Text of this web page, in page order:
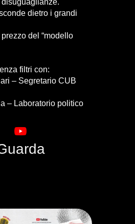
dietro i grandi
del “modello
filtri con:
– Segretario CUB
– Laboratorio politico